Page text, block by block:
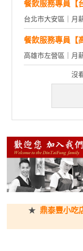
餐飲服務專員【
台北市大安區｜月
餐飲服務專員【
高雄市左營區｜月
沒
★ 鼎泰豐小吃